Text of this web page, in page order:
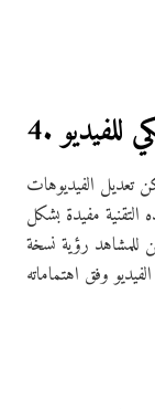
للفيديو
تعديل الفيديوهات
مفيدة بشكل
رؤية نسخة